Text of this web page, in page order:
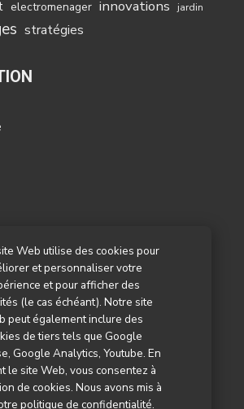
Web utilise des cookies pour
et personnaliser votre
et pour afficher des
(le cas échéant). Notre site
peut également inclure des
de tiers tels que Google
Google Analytics, Youtube. En
le site Web, vous consentez à
de cookies. Nous avons mis à
politique de confidentialité.
electromenager innovations jardin
stratégies
?